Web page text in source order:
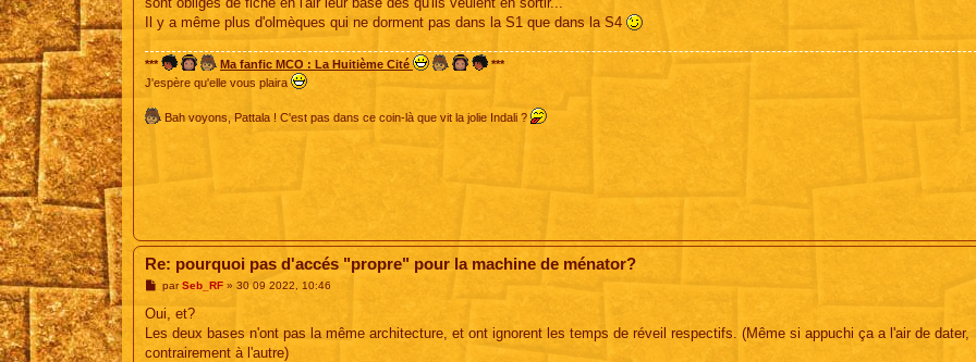
a
g
e
Il y a même plus d'olmèques qui ne dorment pas dans la S1 que dans la S4
*** Ma fanfic MCO : La Huitième Cité
***
J'espère qu'elle vous plaira
Bah voyons, Pattala ! C'est pas dans ce coin-là que vit la jolie Indali ?
Re: pourquoi pas d'accés "propre" pour la machine de ménator?
M
s
a
g
parSeb_RF» 30 09 2022, 10:46
Oui, et?
Les deux bases n'ont pas la même architecture, et ont ignorent les temps de réveil respectifs. (Même si appuchi ça a l'air de dater,
contrairement à l'autre)